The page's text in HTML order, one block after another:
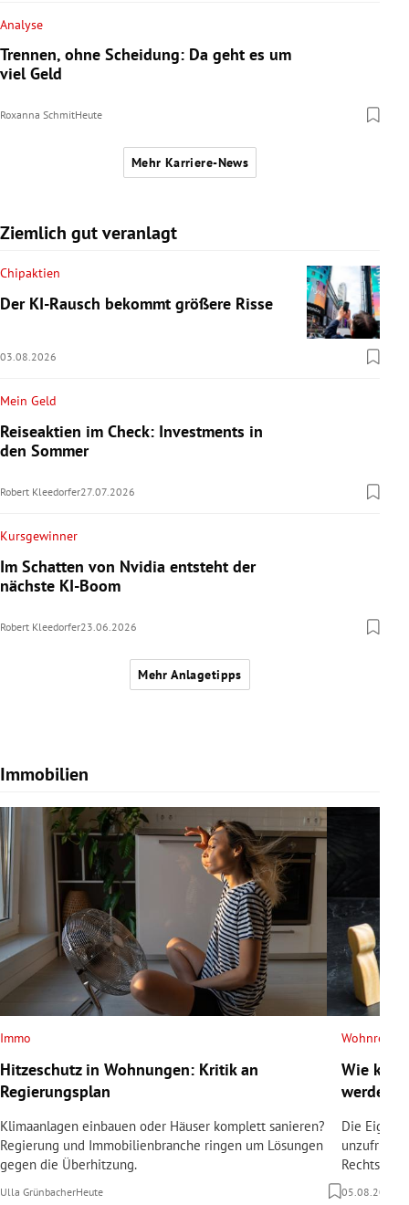
Analyse
Trennen, ohne Scheidung: Da geht es um
viel Geld
Roxanna SchmitHeute
Mehr Karriere-News
Ziemlich gut veranlagt
Chipaktien
Der KI-Rausch bekommt größere Risse
03.08.2026
Mein Geld
Reiseaktien im Check: Investments in
den Sommer
Robert Kleedorfer27.07.2026
Kursgewinner
Im Schatten von Nvidia entsteht der
nächste KI-Boom
Robert Kleedorfer23.06.2026
Mehr Anlagetipps
Immobilien
Slide 1 von 7
Immo
Hitzeschutz in Wohnungen: Kritik an
Regierungsplan
Klimaanlagen einbauen oder Häuser komplett sanieren?
Regierung und Immobilienbranche ringen um Lösungen
gegen die Überhitzung.
Ulla GrünbacherHeute
Wohnrecht
Wie
werden?
Die
05.08.2026